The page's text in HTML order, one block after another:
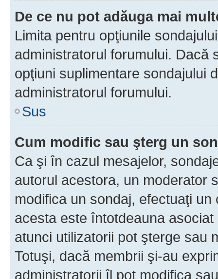
De ce nu pot adăuga mai
Limita pentru opţiunile
administratorul forumului. Dacă
opţiuni suplimentare sondajului
administratorul forumului.
Sus
Cum modific sau şterg un
Ca şi în cazul mesajelor,
autorul acestora, un moderator
modifica un sondaj, efectuaţi
acesta este întotdeauna
atunci utilizatorii pot şterge sau
Totuşi, dacă membrii şi-au
administratorii îl pot modifica